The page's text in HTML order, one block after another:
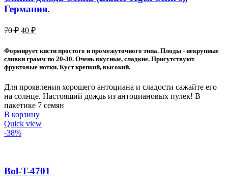
Германия.
70₽ Первоначальная
70 ₽.
40 ₽Текущая
40 ₽.
Формирует кисти простого и промежуточного типа. Плоды - некрупные
сливки грамм по 20-30. Очень вкусные, сладкие. Присутствуют
фруктовые нотки. Куст крепкий, высокий.
Для проявления хорошего антоциана и сладости сажайте его
на солнце. Настоящий дождь из антоциановых пулек! В
пакетике 7 семян
В корзину
Quick view
-38%
Bol-T-4701